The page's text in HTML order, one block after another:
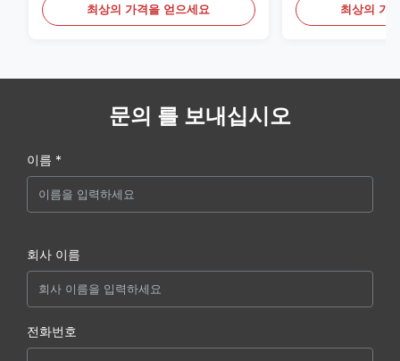
최상의 가격을 얻으세요 최상의 가
문의 를 보내십시오
이름 *
회사 이름
전화번호